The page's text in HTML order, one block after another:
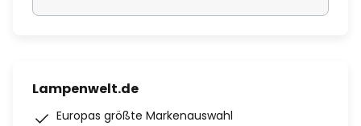
Lampenwelt.de
Europas größte Markenauswahl